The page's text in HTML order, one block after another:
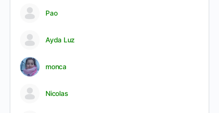
Pao
Ayda Luz
monca
Nicolas